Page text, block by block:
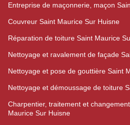
Entreprise de maçonnerie, maçon
Couvreur Saint Maurice Sur Huisne
Réparation de toiture Saint Maurice
Nettoyage et ravalement de façade
Nettoyage et pose de gouttière Saint
Nettoyage et démoussage de toiture
Charpentier, traitement et
Maurice Sur Huisne